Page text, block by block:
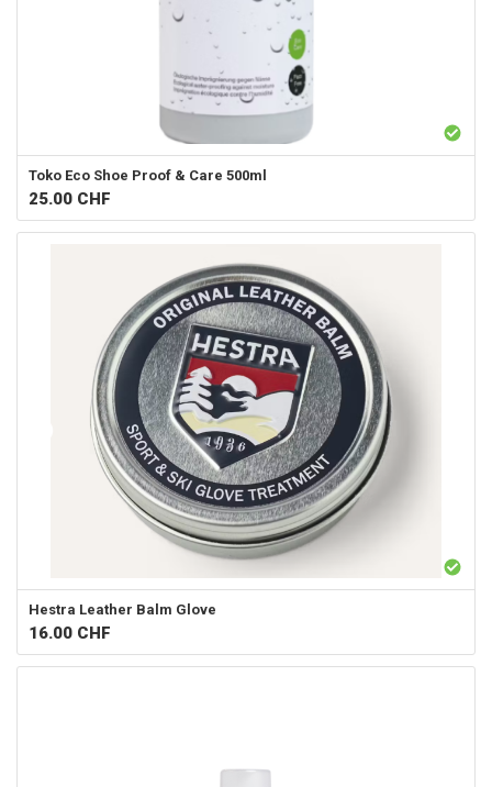
Toko Eco Shoe Proof & Care 500ml
25.00 CHF
Hestra Leather Balm Glove
16.00 CHF